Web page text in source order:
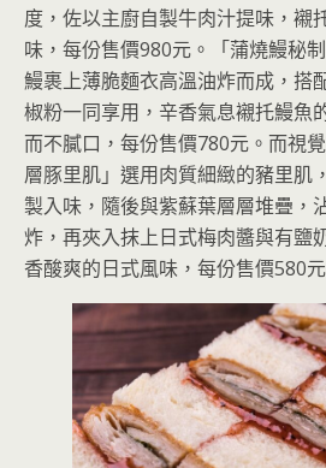
度，佐以主廚自製牛肉汁提味，襯
味，每份售價980元。「蒲燒鰻秘
鰻裹上薄脆麵衣高溫油炸而成，搭
椒粉一同享用，辛香氣息襯托鰻魚
而不膩口，每份售價780元。而視
層豚里肌」選用肉質細緻的豬里肌
製入味，隨後與紫蘇葉層層堆疊，
炸，再夾入抹上日式梅肉醬與有鹽
香酸爽的日式風味，每份售價580元